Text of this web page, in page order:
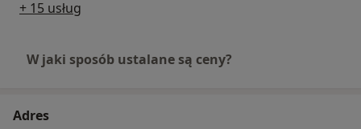
+ 15 usług
W jaki sposób ustalane są ceny?
Adres